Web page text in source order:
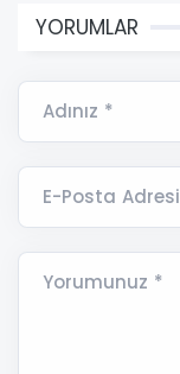
YORUMLAR
Adınız *
E-Posta
Yorumunuz *